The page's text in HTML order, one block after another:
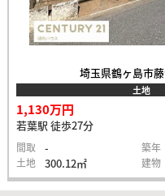
埼玉県鶴ヶ島市
土地
1,130万円
若葉駅 徒歩27分
間取 - 築年
土地 300.12㎡ 建物